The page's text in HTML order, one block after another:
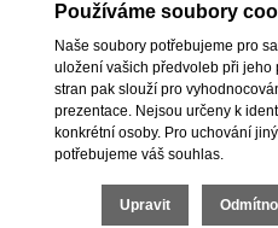
Používáme soubory
Naše soubory potřebujeme pro
uložení vašich předvoleb při jeho
stran pak slouží pro
prezentace. Nejsou určeny k
konkrétní osoby. Pro uchování
potřebujeme váš souhlas.
Upravit